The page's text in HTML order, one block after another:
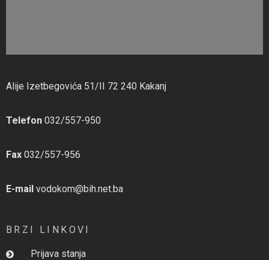
Alije Izetbegovića 51/II 72 240 Kakanj
Telefon 032/557-950
Fax 032/557-956
E-mail vodokom@bih.net.ba
BRZI LINKOVI
Prijava stanja